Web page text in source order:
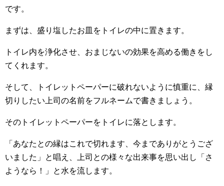
です。
まずは、盛り塩したお皿をトイレの中に置きます。
トイレ内を浄化させ、おまじないの効果を高める働きをし
てくれます。
そして、トイレットペーパーに破れないように慎重に、縁
切りしたい上司の名前をフルネームで書きましょう。
そのトイレットペーパーをトイレに落とします。
「あなたとの縁はこれで切れます、今までありがとうござ
いました」と唱え、上司との様々な出来事を思い出し「さ
ようなら！」と水を流します。